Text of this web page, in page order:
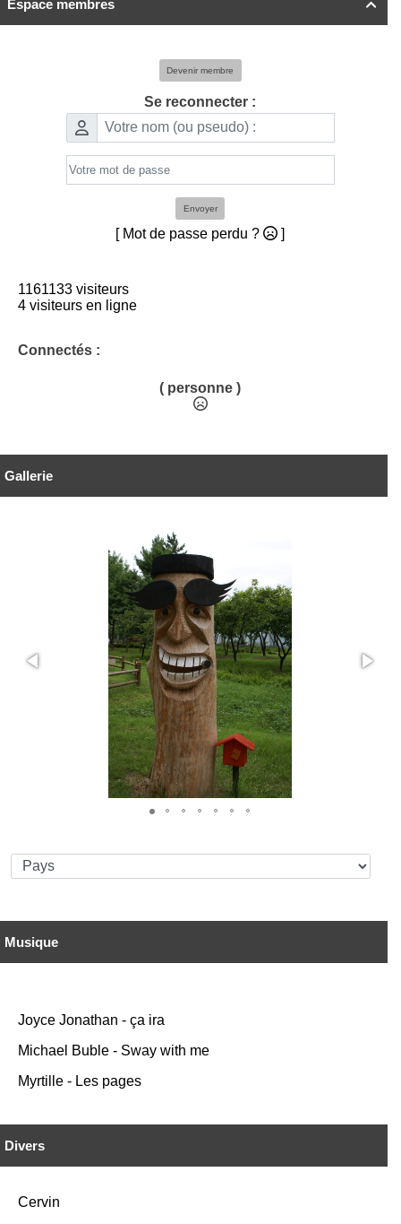

Espace membres
Devenir membre
Se reconnecter :
Envoyer
[ Mot de passe perdu ? ]
1161133 visiteurs
4 visiteurs en ligne
Connectés :
( personne )
Gallerie
Musique
Joyce Jonathan - ça ira
Michael Buble - Sway with me
Myrtille - Les pages
Divers
Cervin